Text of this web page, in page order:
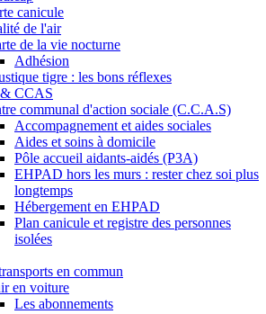
canicule
de l'air
de la vie nocturne
Adhésion
tigre : les bons réflexes
CCAS
communal d'action sociale (C.C.A.S)
Accompagnement et aides sociales
Aides et soins à domicile
Pôle accueil aidants-aidés (P3A)
EHPAD hors les murs : rester chez soi plus
longtemps
Hébergement en EHPAD
Plan canicule et registre des personnes
isolées
en commun
en voiture
Les abonnements